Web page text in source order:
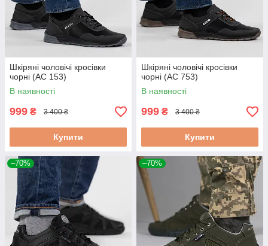
Шкіряні чоловічі кросівки
чорні (АС 153)
В наявності
999 ₴ 3 400 ₴
Купити
Шкіряні чоловічі кросівки
чорні (АС 753)
В наявності
999 ₴ 3 400 ₴
Купити
–70% –70%